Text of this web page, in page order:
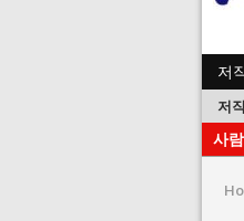
저
저
사